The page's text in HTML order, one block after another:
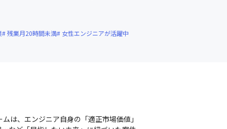
残業月20時間未満 女性エンジニアが活躍中
は、エンジニア自身の「適正市場価値」